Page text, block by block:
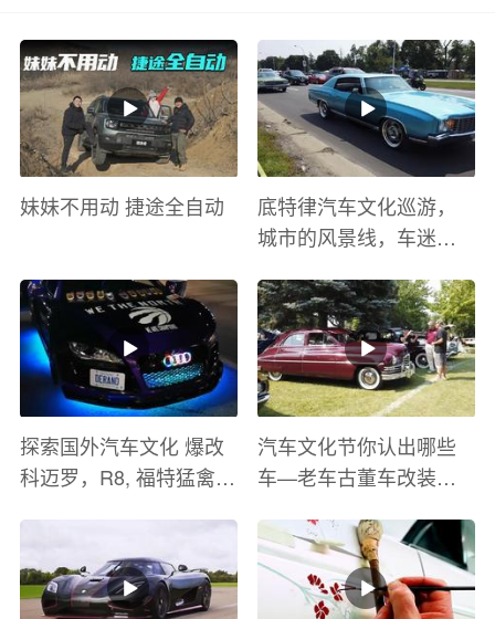
妹妹不用动 捷途全自动
底特律汽车文化巡游，
城市的风景线，车迷的
探索国外汽车文化 爆改
科迈罗，R8, 福特猛禽
汽车文化节你认出哪些
车—老车古董车改装车